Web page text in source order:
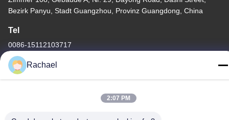
Bezirk Panyu, Stadt Guangzhou, Provinz Guangdong, China
Tel
0086-15112103717
Rachael
2:07 PM